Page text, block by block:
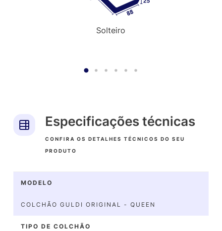
Solteiro
Especificações técnicas
CONFIRA OS DETALHES TÉCNICOS DO SEU
PRODUTO
MODELO
COLCHÃO GULDI ORIGINAL - QUEEN
TIPO DE COLCHÃO